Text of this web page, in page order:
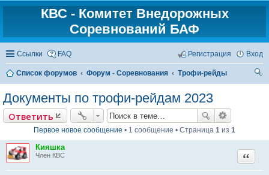
КВС - Комитет Внедорожных
Соревнований БАФ
Ссылки FAQ Вход
Регистрация
Список форумов Форум - Соревнования
Трофи-рейды
Документы по трофи-рейдам 2023
Ответить
Первое новое сообщение • 1 сообщение • Страница 1 из 1
Кияшка
Член КВС